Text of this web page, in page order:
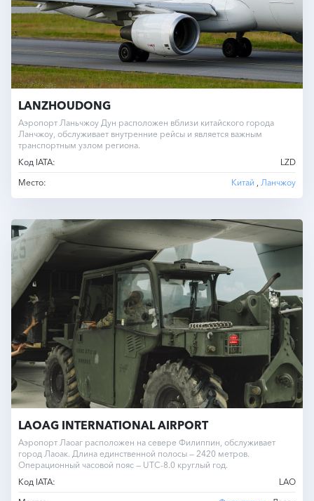
LANZHOUDONG
Аэропорт Ланьчжоу Дун расположен вблизи китайского города
Ланчжоу, обслуживает внутренние рейсы и является важным
транспортным узлом региона.
Код IATA:
LZD
Место:
Китай , Ланчжоу
LAOAG INTERNATIONAL AIRPORT
Аэропорт Лаоаг расположен на севере Филиппин, обслуживает
город Лаоак. Длина единственной полосы — 2420 метров.
Операционный часовой пояс — UTC-8.0 круглый год.
Код IATA:
LAO